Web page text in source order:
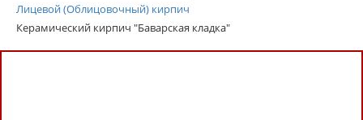
Лицевой (Облицовочный) кирпич
Керамический кирпич "Баварская кладка"